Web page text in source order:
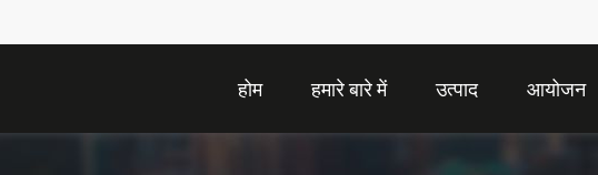
होम हमारे बारे में उत्पाद आयोजन